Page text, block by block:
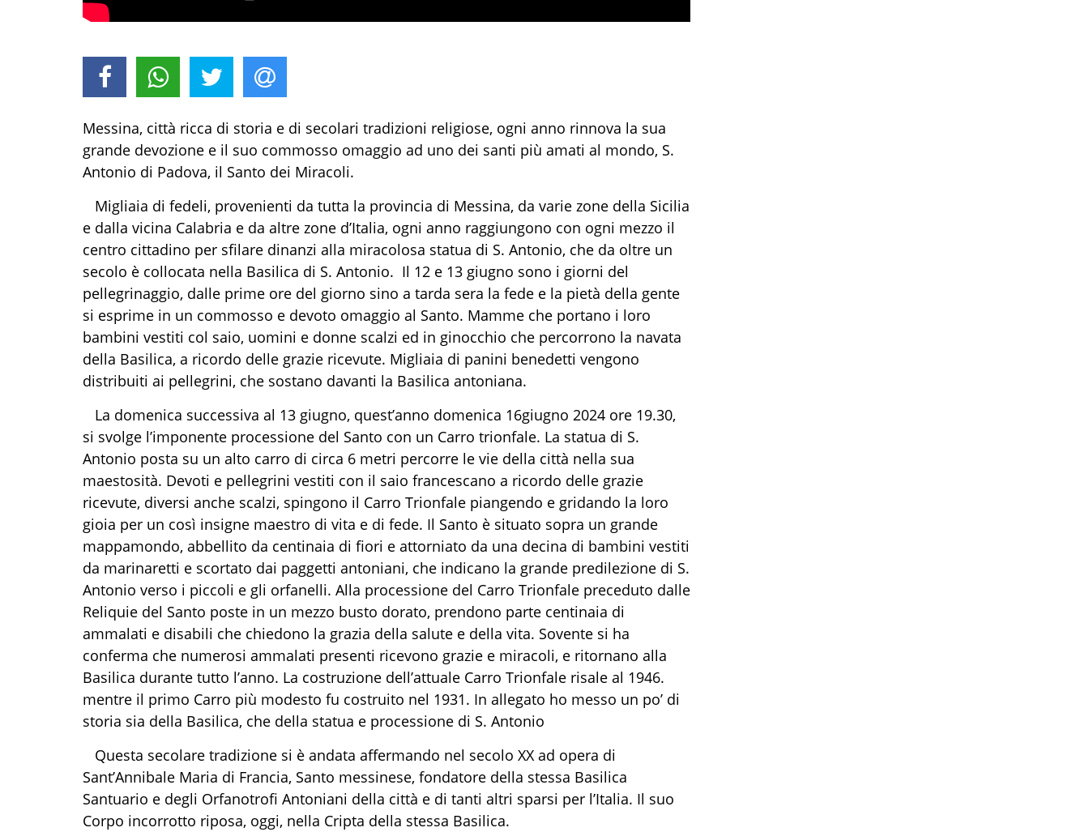
Messina, città ricca di storia e di secolari tradizioni religiose, ogni anno rinnova la sua
grande devozione e il suo commosso omaggio ad uno dei santi più amati al mondo, S.
Antonio di Padova, il Santo dei Miracoli.
Migliaia di fedeli, provenienti da tutta la provincia di Messina, da varie zone della Sicilia
e dalla vicina Calabria e da altre zone d’Italia, ogni anno raggiungono con ogni mezzo il
centro cittadino per sfilare dinanzi alla miracolosa statua di S. Antonio, che da oltre un
secolo è collocata nella Basilica di S. Antonio. Il 12 e 13 giugno sono i giorni del
pellegrinaggio, dalle prime ore del giorno sino a tarda sera la fede e la pietà della gente
si esprime in un commosso e devoto omaggio al Santo. Mamme che portano i loro
bambini vestiti col saio, uomini e donne scalzi ed in ginocchio che percorrono la navata
della Basilica, a ricordo delle grazie ricevute. Migliaia di panini benedetti vengono
distribuiti ai pellegrini, che sostano davanti la Basilica antoniana.
La domenica successiva al 13 giugno, quest’anno domenica 16giugno 2024 ore 19.30,
si svolge l’imponente processione del Santo con un Carro trionfale. La statua di S.
Antonio posta su un alto carro di circa 6 metri percorre le vie della città nella sua
maestosità. Devoti e pellegrini vestiti con il saio francescano a ricordo delle grazie
ricevute, diversi anche scalzi, spingono il Carro Trionfale piangendo e gridando la loro
gioia per un così insigne maestro di vita e di fede. Il Santo è situato sopra un grande
mappamondo, abbellito da centinaia di fiori e attorniato da una decina di bambini vestiti
da marinaretti e scortato dai paggetti antoniani, che indicano la grande predilezione di S.
Antonio verso i piccoli e gli orfanelli. Alla processione del Carro Trionfale preceduto dalle
Reliquie del Santo poste in un mezzo busto dorato, prendono parte centinaia di
ammalati e disabili che chiedono la grazia della salute e della vita. Sovente si ha
conferma che numerosi ammalati presenti ricevono grazie e miracoli, e ritornano alla
Basilica durante tutto l’anno. La costruzione dell’attuale Carro Trionfale risale al 1946.
mentre il primo Carro più modesto fu costruito nel 1931. In allegato ho messo un po’ di
storia sia della Basilica, che della statua e processione di S. Antonio
Questa secolare tradizione si è andata affermando nel secolo XX ad opera di
Sant’Annibale Maria di Francia, Santo messinese, fondatore della stessa Basilica
Santuario e degli Orfanotrofi Antoniani della città e di tanti altri sparsi per l’Italia. Il suo
Corpo incorrotto riposa, oggi, nella Cripta della stessa Basilica.